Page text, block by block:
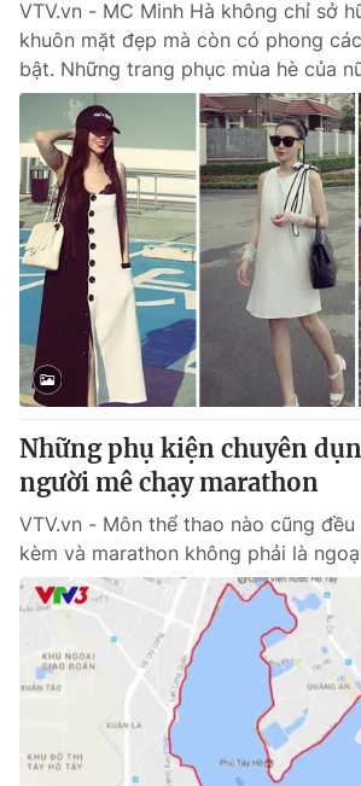
VTV.vn - MC Minh Hà không chỉ sở
khuôn mặt đẹp mà còn có phong
bật. Những trang phục mùa hè của
Những phụ kiện chuyên
người mê chạy marathon
VTV.vn - Môn thể thao nào cũng
kèm và marathon không phải là